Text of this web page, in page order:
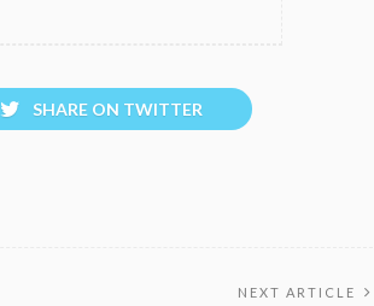
SHARE ON TWITTER
NEXT ARTICLE